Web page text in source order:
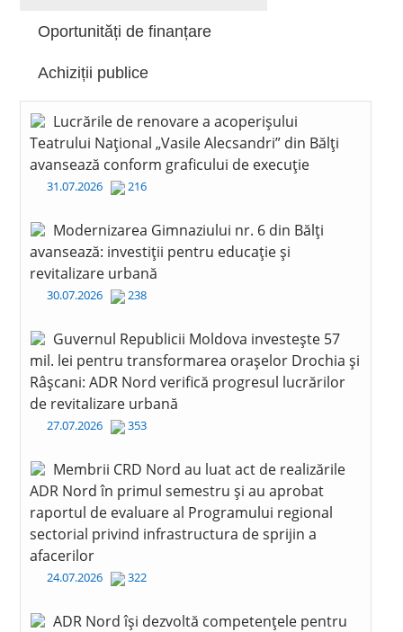
Oportunități de finanțare
Achiziții publice
Lucrările de renovare a acoperișului
Teatrului Național „Vasile Alecsandri” din Bălți
avansează conform graficului de execuție
31.07.2026 216
Modernizarea Gimnaziului nr. 6 din Bălți
avansează: investiții pentru educație și
revitalizare urbană
30.07.2026 238
Guvernul Republicii Moldova investește 57
mil. lei pentru transformarea orașelor Drochia și
Râșcani: ADR Nord verifică progresul lucrărilor
de revitalizare urbană
27.07.2026 353
Membrii CRD Nord au luat act de realizările
ADR Nord în primul semestru și au aprobat
raportul de evaluare al Programului regional
sectorial privind infrastructura de sprijin a
afacerilor
24.07.2026 322
ADR Nord își dezvoltă competențele pentru